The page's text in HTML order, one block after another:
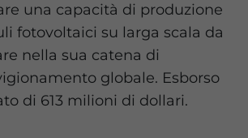
una capacità di produzione
fotovoltaici su larga scala da
nella sua catena di
globale. Esborso
di 613 milioni di dollari.